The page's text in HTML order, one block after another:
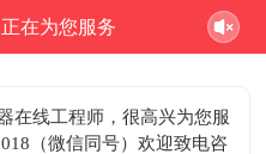
在为您服务
在线工程师，很高兴为您服
（微信同号）欢迎致电咨